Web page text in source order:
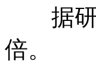
据研
倍。